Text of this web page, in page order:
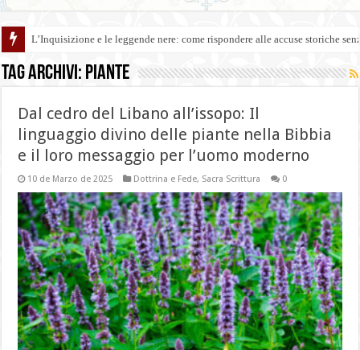
L’Inquisizione e le leggende nere: come rispondere alle accuse storiche
Tag Archivi: piante
Dal cedro del Libano all’issopo: Il
linguaggio divino delle piante nella Bibbia
e il loro messaggio per l’uomo moderno
10 de Marzo de 2025 Dottrina e Fede, Sacra Scrittura 0